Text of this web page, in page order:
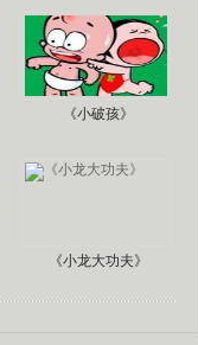
《小破孩》
《小龙大功夫》